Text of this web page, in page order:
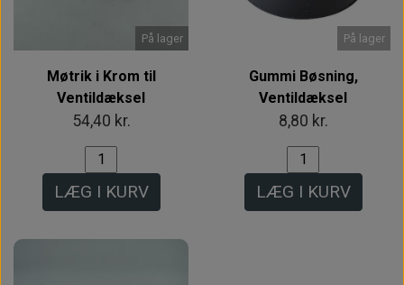
På lager
Møtrik i Krom til
Ventildæksel
54,40 kr.
LÆG I KURV
På lager
Gummi Bøsning,
Ventildæksel
8,80 kr.
LÆG I KURV